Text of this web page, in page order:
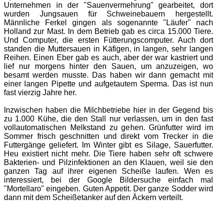
Unternehmen in der "Sauenvermehrung" gearbeitet, dort
wurden Jungsauen für Schweinebauern hergestellt.
Männliche Ferkel gingen als sogenannte "Läufer" nach
Holland zur Mast. In dem Betrieb gab es circa 15.000 Tiere.
Und Computer, die ersten Fütterungscomputer. Auch dort
standen die Muttersauen in Käfigen, in langen, sehr langen
Reihen. Einen Eber gab es auch, aber der war kastriert und
lief nur morgens hinter den Sauen, um anzuzeigen, wo
besamt werden musste. Das haben wir dann gemacht mit
einer langen Pipette und aufgetautem Sperma. Das ist nun
fast vierzig Jahre her.
Inzwischen haben die Milchbetriebe hier in der Gegend bis
zu 1.000 Kühe, die den Stall nur verlassen, um in den fast
vollautomatischen Melkstand zu gehen. Grünfutter wird im
Sommer frisch geschnitten und direkt vom Trecker in die
Futtergänge geliefert. Im Winter gibt es Silage, Sauerfutter.
Heu existiert nicht mehr. Die Tiere haben sehr oft schwere
Bakterien- und Pilzinfektionen an den Klauen, weil sie den
ganzen Tag auf ihrer eigenen Scheiße laufen. Wen es
interessiert, bei der Google Bildersuche einfach mal
"Mortellaro" eingeben. Guten Appetit. Der ganze Sodder wird
dann mit dem Scheißetanker auf den Äckern verteilt.